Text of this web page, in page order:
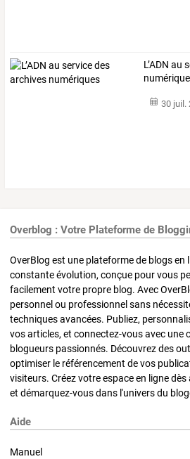
L’ADN au
30 juil.
Overblog : Votre Plateforme de
OverBlog est une plateforme de blogs en
constante évolution, conçue pour vous
facilement votre propre blog. Avec
personnel ou professionnel sans
techniques avancées. Publiez,
vos articles, et connectez-vous avec une
blogueurs passionnés. Découvrez des
optimiser le référencement de vos
visiteurs. Créez votre espace en ligne
et démarquez-vous dans l'univers du
Aide
Manuel